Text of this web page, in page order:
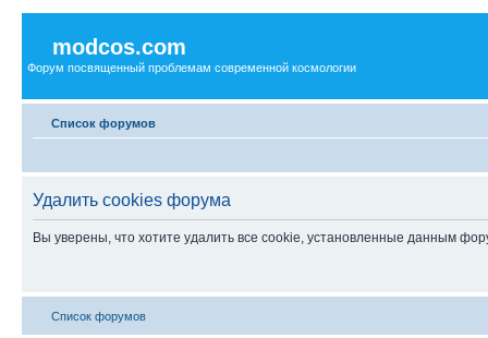
modcos.com
Форум посвященный проблемам современной космологии
Список форумов
Удалить cookies форума
Вы уверены, что хотите удалить все cookie, установленные данным
Список форумов